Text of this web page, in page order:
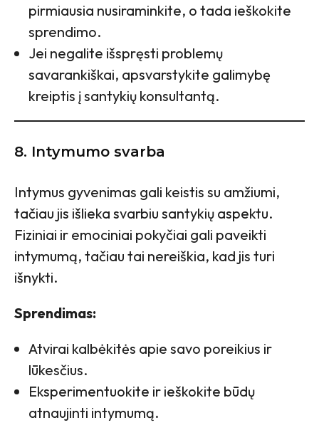
pirmiausia nusiraminkite, o tada ieškokite
sprendimo.
Jei negalite išspręsti problemų
savarankiškai, apsvarstykite galimybę
kreiptis į santykių konsultantą.
8. Intymumo svarba
Intymus gyvenimas gali keistis su amžiumi,
tačiau jis išlieka svarbiu santykių aspektu.
Fiziniai ir emociniai pokyčiai gali paveikti
intymumą, tačiau tai nereiškia, kad jis turi
išnykti.
Sprendimas:
Atvirai kalbėkitės apie savo poreikius ir
lūkesčius.
Eksperimentuokite ir ieškokite būdų
atnaujinti intymumą.